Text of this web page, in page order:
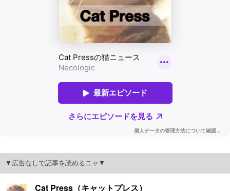
▼広告なしで記事を読めるニャ▼